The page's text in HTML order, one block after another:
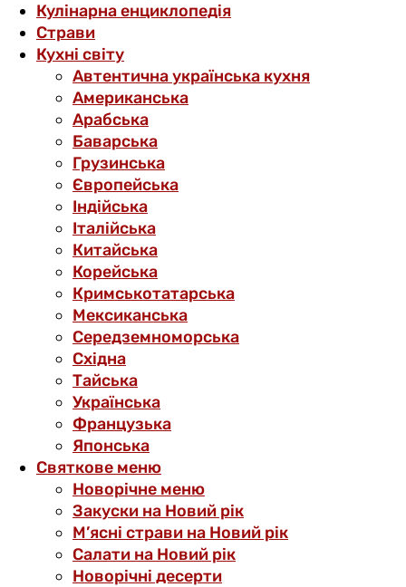
Кулінарна енциклопедія
Страви
Кухні світу
Автентична українська кухня
Американська
Арабська
Баварська
Грузинська
Європейська
Індійська
Італійська
Китайська
Корейська
Кримськотатарська
Мексиканська
Середземноморська
Східна
Тайська
Українська
Французька
Японська
Святкове меню
Новорічне меню
Закуски на Новий рік
М’ясні страви на Новий рік
Салати на Новий рік
Новорічні десерти